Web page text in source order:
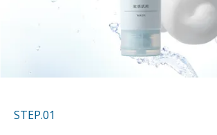
STEP.01